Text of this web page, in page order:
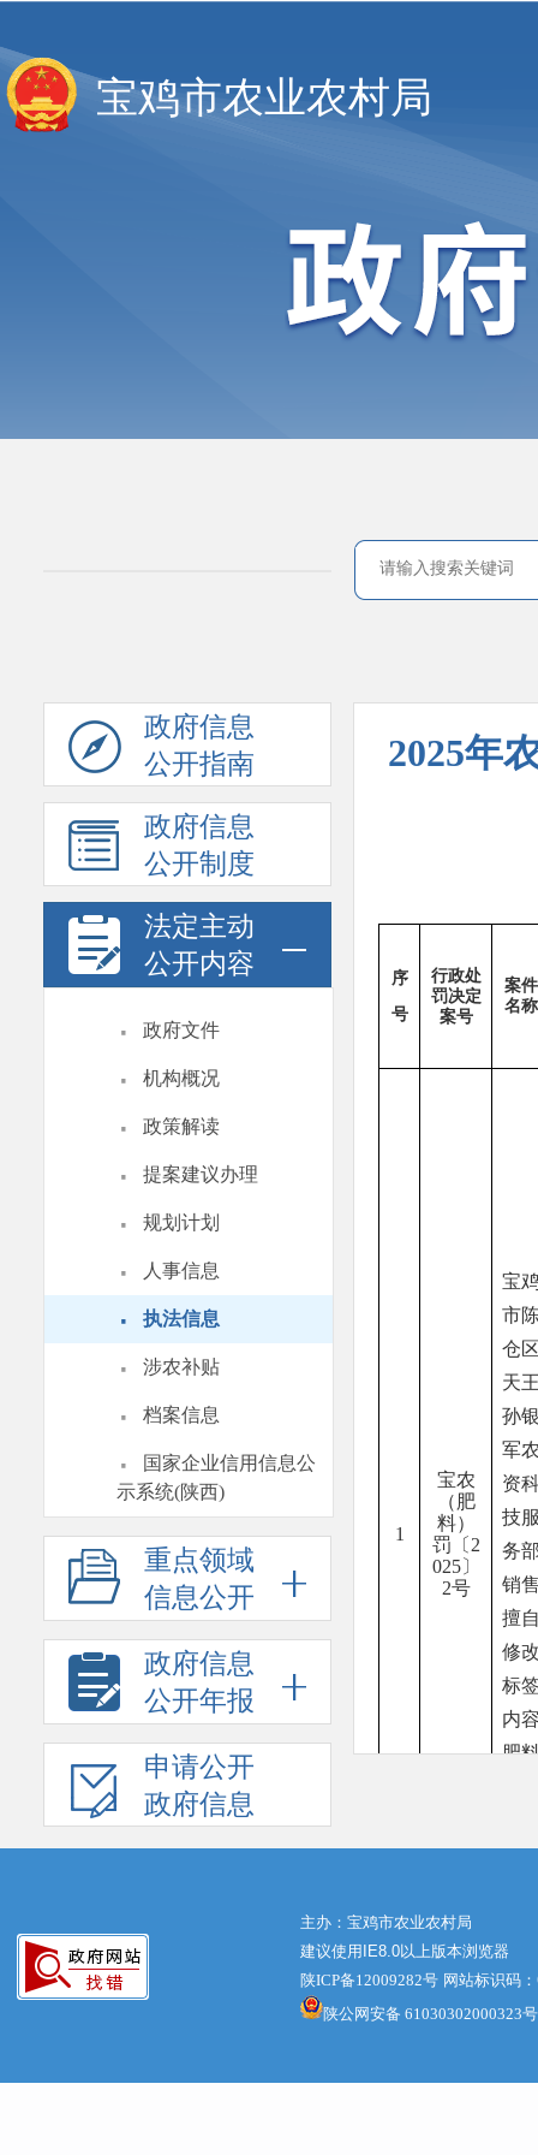
宝鸡市农业农村局
政府信息
公开指南
政府信息
公开制度
法定主动
公开内容
· 政府文件
· 机构概况
· 政策解读
· 提案建议办理
· 规划计划
· 人事信息
· 执法信息
· 涉农补贴
· 档案信息
·
国家企业信用信息公
示系统(陕西)
重点领域
信息公开
政府信息
公开年报
申请公开
政府信息
2025年
序
号
行政处
罚决定
案号
案件
名称
1
宝农
（肥
料）
罚〔 2
025〕
2号
宝
市
仓
天
孙
军
资
技
务
销
擅
修
标
内
肥
填报人：王宏刚
主办：宝鸡市农业农村局
建议使用IE8.0以上版本浏览器
陕ICP备12009282号 网站标识码
陕公网安备 61030302000323号